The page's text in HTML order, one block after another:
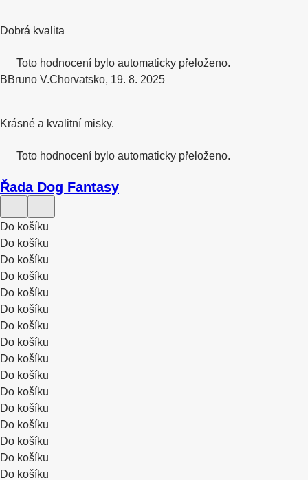
Dobrá kvalita
Toto hodnocení bylo automaticky přeloženo.
BBruno V.Chorvatsko, 19. 8. 2025
Krásné a kvalitní misky.
Toto hodnocení bylo automaticky přeloženo.
Řada Dog Fantasy
Do košíku
Do košíku
Do košíku
Do košíku
Do košíku
Do košíku
Do košíku
Do košíku
Do košíku
Do košíku
Do košíku
Do košíku
Do košíku
Do košíku
Do košíku
Do košíku